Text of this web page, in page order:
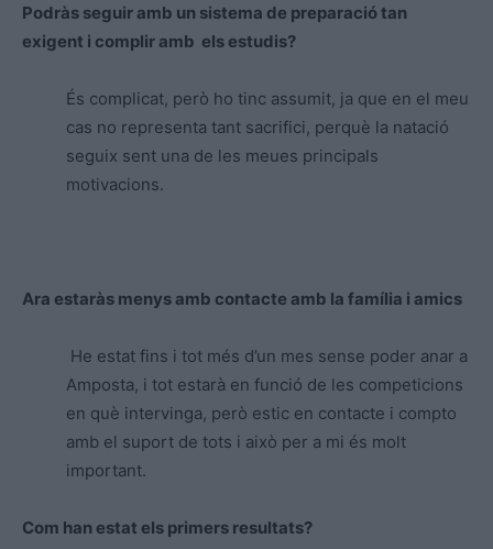
Podràs seguir amb un sistema de preparació tan
exigent i complir amb els estudis?
És complicat, però ho tinc assumit, ja que en el meu
cas no representa tant sacrifici, perquè la natació
seguix sent una de les meues principals
motivacions.
Ara estaràs menys amb contacte amb la família i amics
He estat fins i tot més d’un mes sense poder anar a
Amposta, i tot estarà en funció de les competicions
en què intervinga, però estic en contacte i compto
amb el suport de tots i això per a mi és molt
important.
Com han estat els primers resultats?